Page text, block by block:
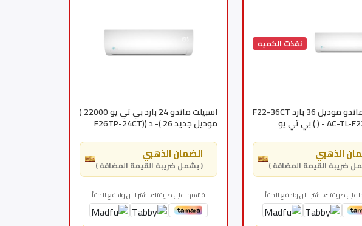
نفذت الكميه
اسبيلت ماندو موديل 36 بارد F22-36CT
) - AC-TL-F22M-36C ) بي تي يو
الذهبي
طريقتك، اشتر الآن وادفع لاحقاً
اسبيلت ماندو 24 بارد بي تي يو 22000 (
موديل جديد 26 )- د (F26TP-24CT)
الضمان الذهبي
( يشمل ضريبة القيمة المضافة )
قسّمها على طريقتك، اشتر الآن وادفع لاحقاً